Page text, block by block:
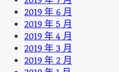
2019 年 6 月
2019 年 5 月
2019 年 4 月
2019 年 3 月
2019 年 2 月